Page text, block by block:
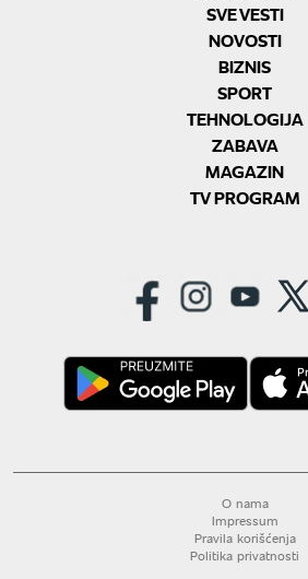
SVE VESTI
NOVOSTI
BIZNIS
SPORT
TEHNOLOGIJA
ZABAVA
MAGAZIN
TV PROGRAM
O nama
Impressum
Pravila korišćenja
Politika privatnosti